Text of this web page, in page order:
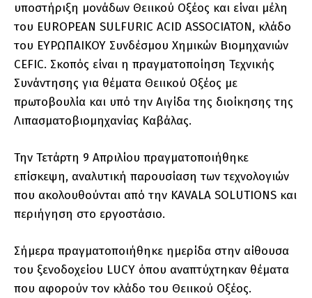
υποστήριξη μονάδων Θειικού Οξέος και είναι μέλη
του EUROPEAN SULFURIC ACID ASSOCIATON, κλάδο
του ΕΥΡΩΠΑΙΚΟΥ Συνδέσμου Χημικών Βιομηχανιών
CEFIC. Σκοπός είναι η πραγματοποίηση Τεχνικής
Συνάντησης για θέματα Θειικού Οξέος με
πρωτοβουλία και υπό την Αιγίδα της διοίκησης της
Λιπασματοβιομηχανίας Καβάλας.
Την Τετάρτη 9 Απριλίου πραγματοποιήθηκε
επίσκεψη, αναλυτική παρουσίαση των τεχνολογιών
που ακολουθούνται από την KAVALA SOLUTIONS και
περιήγηση στο εργοστάσιο.
Σήμερα πραγματοποιήθηκε ημερίδα στην αίθουσα
του ξενοδοχείου LUCY όπου αναπτύχτηκαν θέματα
που αφορούν τον κλάδο του Θειικού Οξέος.